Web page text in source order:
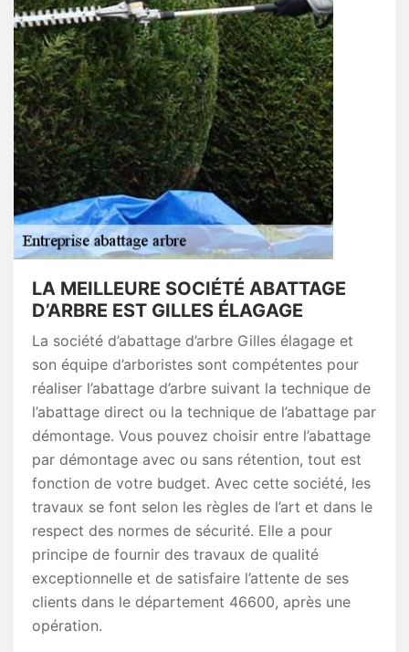
LA MEILLEURE SOCIÉTÉ ABATTAGE
D’ARBRE EST GILLES ÉLAGAGE
La société d’abattage d’arbre Gilles élagage et
son équipe d’arboristes sont compétentes pour
réaliser l’abattage d’arbre suivant la technique de
l’abattage direct ou la technique de l’abattage par
démontage. Vous pouvez choisir entre l’abattage
par démontage avec ou sans rétention, tout est
fonction de votre budget. Avec cette société, les
travaux se font selon les règles de l’art et dans le
respect des normes de sécurité. Elle a pour
principe de fournir des travaux de qualité
exceptionnelle et de satisfaire l’attente de ses
clients dans le département 46600, après une
opération.